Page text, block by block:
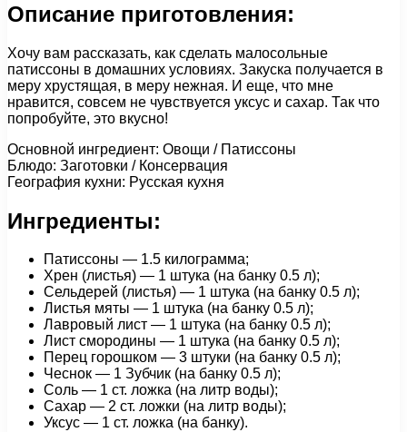
Описание приготовления:
Хочу вам рассказать, как сделать малосольные
патиссоны в домашних условиях. Закуска получается в
меру хрустящая, в меру нежная. И еще, что мне
нравится, совсем не чувствуется уксус и сахар. Так что
попробуйте, это вкусно!
Основной ингредиент: Овощи / Патиссоны
Блюдо: Заготовки / Консервация
География кухни: Русская кухня
Ингредиенты:
Патиссоны — 1.5 килограмма;
Хрен (листья) — 1 штука (на банку 0.5 л);
Сельдерей (листья) — 1 штука (на банку 0.5 л);
Листья мяты — 1 штука (на банку 0.5 л);
Лавровый лист — 1 штука (на банку 0.5 л);
Лист смородины — 1 штука (на банку 0.5 л);
Перец горошком — 3 штуки (на банку 0.5 л);
Чеснок — 1 Зубчик (на банку 0.5 л);
Соль — 1 cт. ложка (на литр воды);
Сахар — 2 ст. ложки (на литр воды);
Уксус — 1 cт. ложка (на банку).